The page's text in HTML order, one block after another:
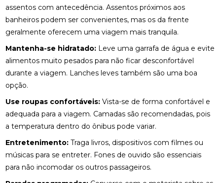
assentos com antecedência. Assentos próximos aos
banheiros podem ser convenientes, mas os da frente
geralmente oferecem uma viagem mais tranquila.
Mantenha-se hidratado: Leve uma garrafa de água e evite
alimentos muito pesados para não ficar desconfortável
durante a viagem. Lanches leves também são uma boa
opção.
Use roupas confortáveis: Vista-se de forma confortável e
adequada para a viagem. Camadas são recomendadas, pois
a temperatura dentro do ônibus pode variar.
Entretenimento: Traga livros, dispositivos com filmes ou
músicas para se entreter. Fones de ouvido são essenciais
para não incomodar os outros passageiros.